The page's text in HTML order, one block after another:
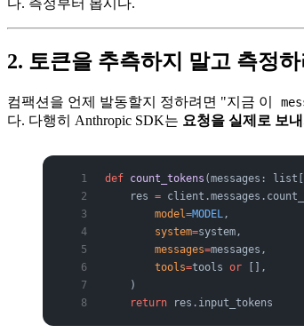
2. 토큰을 추측하지 말고 측정
컴팩션을 언제 발동할지 정하려면 "지금 이
다. 다행히 Anthropic SDK는 요청을 실제로 보
def count_tokens (messages: list[
    res
=
        model
=MODEL ,
        system
=system,
        messages
=messages,
        tools
=tools or [],
    )
    return
res.input_tokens